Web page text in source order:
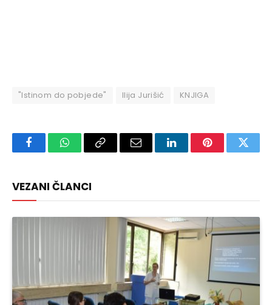
"Istinom do pobjede" Ilija Jurišić KNJIGA
FacebookWhatsAppCopy
Email LinkedInPinterest
VEZANI ČLANCI